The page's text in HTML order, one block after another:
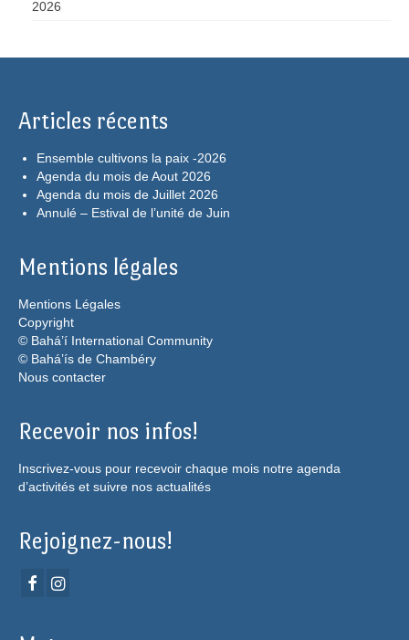
2026
Articles récents
Ensemble cultivons la paix -2026
Agenda du mois de Aout 2026
Agenda du mois de Juillet 2026
Annulé – Estival de l’unité de Juin
Mentions légales
Mentions Légales
Copyright
© Bahá’í International Community
© Bahá’ís de Chambéry
Nous contacter
Recevoir nos infos!
Inscrivez-vous pour recevoir chaque mois notre agenda
d’activités et suivre nos actualités
Rejoignez-nous!